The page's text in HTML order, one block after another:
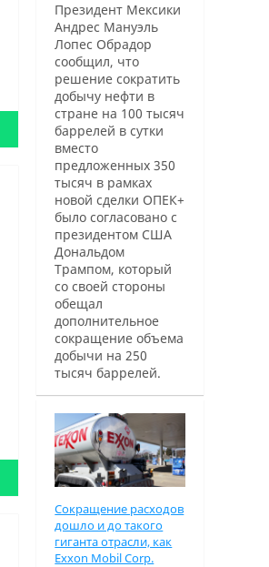
Президент Мексики
Андрес Мануэль
Лопес Обрадор
сообщил, что
решение сократить
добычу нефти в
стране на 100 тысяч
баррелей в сутки
вместо
предложенных 350
тысяч в рамках
новой сделки ОПЕК+
было согласовано с
президентом США
Дональдом
Трампом, который
со своей стороны
обещал
дополнительное
сокращение объема
добычи на 250
тысяч баррелей.
Сокращение расходов
дошло и до такого
гиганта отрасли, как
Exxon Mobil Corp.